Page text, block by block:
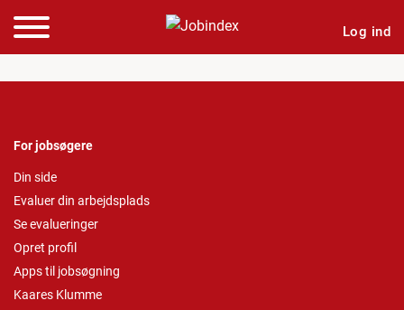
Log ind
For jobsøgere
Din side
Evaluer din arbejdsplads
Se evalueringer
Opret profil
Apps til jobsøgning
Kaares Klumme